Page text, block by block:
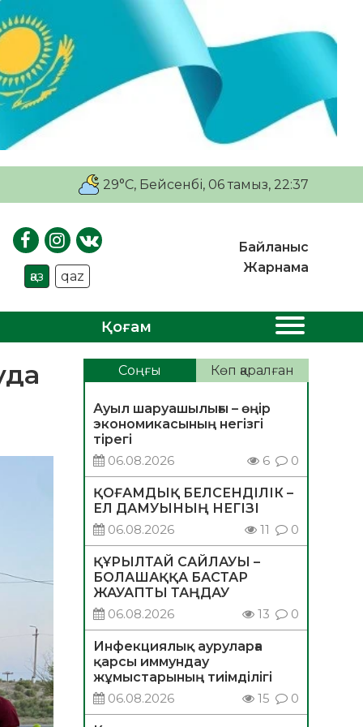
29°C, Бейсенбі, 06 тамыз, 22:37
қаз qaz
Байланыс
Жарнама
Қоғам
Соңғы Көп қаралған
Ауыл шаруашылығы – өңір
экономикасының негізгі
тірегі
06.08.2026
6 0
ҚОҒАМДЫҚ БЕЛСЕНДІЛІК –
ЕЛ ДАМУЫНЫҢ НЕГІЗІ
06.08.2026
11 0
ҚҰРЫЛТАЙ САЙЛАУЫ –
БОЛАШАҚҚА БАСТАР
ЖАУАПТЫ ТАҢДАУ
06.08.2026
13 0
Инфекциялық ауруларға
қарсы иммундау
жұмыстарының тиімділігі
06.08.2026
15 0